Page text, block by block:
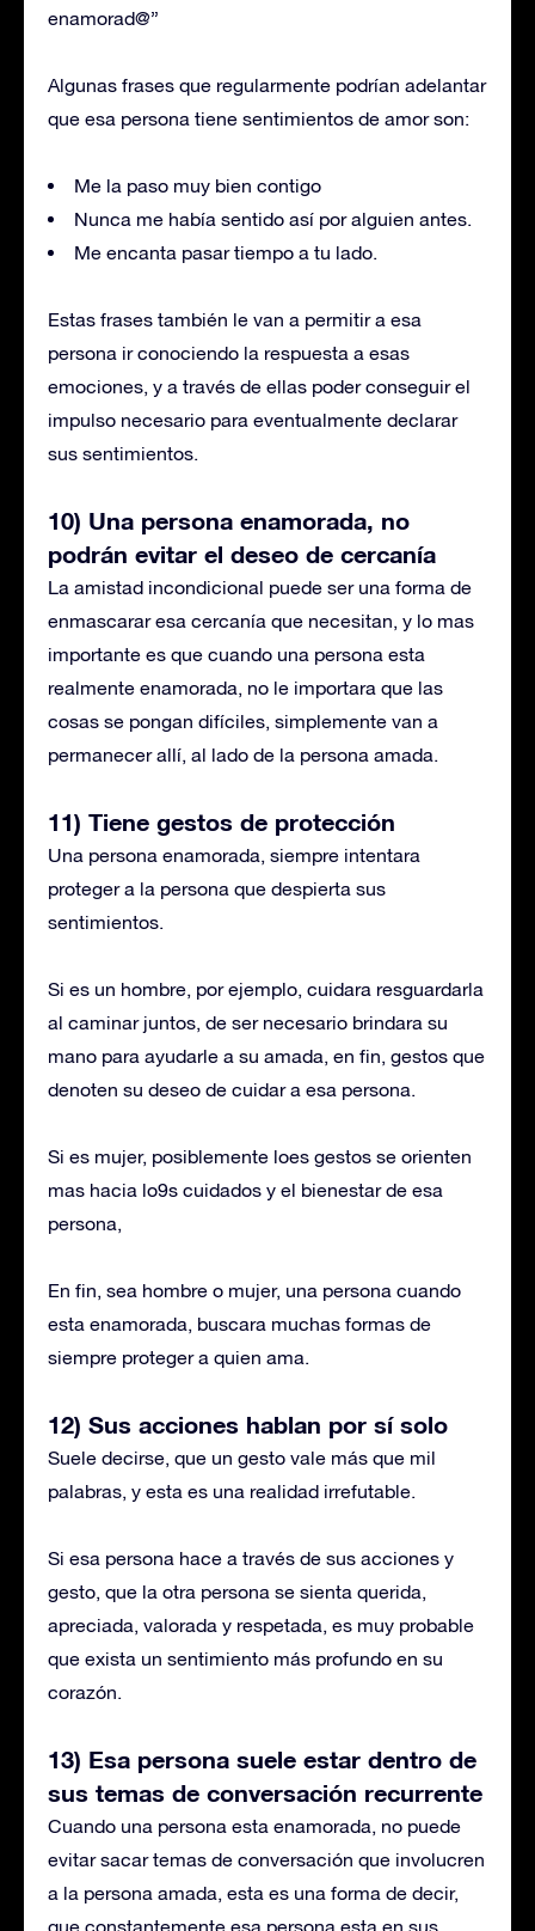
enamorad@”
Algunas frases que regularmente podrían adelantar
que esa persona tiene sentimientos de amor son:
Me la paso muy bien contigo
Nunca me había sentido así por alguien antes.
Me encanta pasar tiempo a tu lado.
Estas frases también le van a permitir a esa
persona ir conociendo la respuesta a esas
emociones, y a través de ellas poder conseguir el
impulso necesario para eventualmente declarar
sus sentimientos.
10) Una persona enamorada, no
podrán evitar el deseo de cercanía
La amistad incondicional puede ser una forma de
enmascarar esa cercanía que necesitan, y lo mas
importante es que cuando una persona esta
realmente enamorada, no le importara que las
cosas se pongan difíciles, simplemente van a
permanecer allí, al lado de la persona amada.
11) Tiene gestos de protección
Una persona enamorada, siempre intentara
proteger a la persona que despierta sus
sentimientos.
Si es un hombre, por ejemplo, cuidara resguardarla
al caminar juntos, de ser necesario brindara su
mano para ayudarle a su amada, en fin, gestos que
denoten su deseo de cuidar a esa persona.
Si es mujer, posiblemente loes gestos se orienten
mas hacia lo9s cuidados y el bienestar de esa
persona,
En fin, sea hombre o mujer, una persona cuando
esta enamorada, buscara muchas formas de
siempre proteger a quien ama.
12) Sus acciones hablan por sí solo
Suele decirse, que un gesto vale más que mil
palabras, y esta es una realidad irrefutable.
Si esa persona hace a través de sus acciones y
gesto, que la otra persona se sienta querida,
apreciada, valorada y respetada, es muy probable
que exista un sentimiento más profundo en su
corazón.
13) Esa persona suele estar dentro de
sus temas de conversación recurrente
Cuando una persona esta enamorada, no puede
evitar sacar temas de conversación que involucren
a la persona amada, esta es una forma de decir,
que constantemente esa persona esta en sus